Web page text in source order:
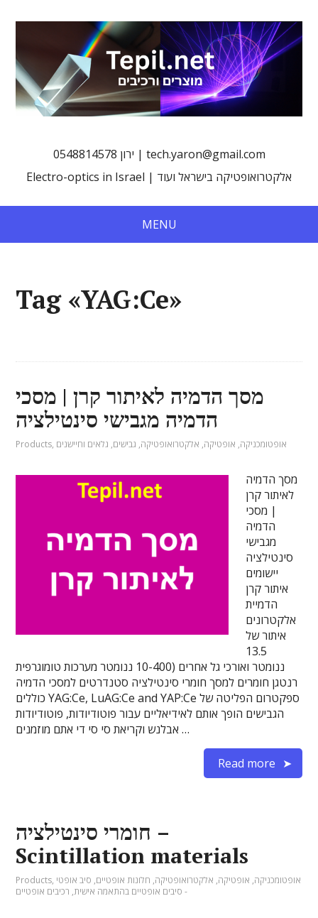
0548814578 ירון | tech.yaron@gmail.com
Electro-optics in Israel | אלקטרואופטיקה בישראל ועוד
MENU
Tag «YAG:Ce»
מסך הדמיה לאיתור קרן | מסכי
הדמיה מגבישי סינטילציה
Products, אופטומכניקה, אופטיקה, אלקטרואופטיקה, גבישים, גלאים וחיישנים
מסך הדמיה
לאיתור קרן
| מסכי
הדמיה
מגבישי
סינטילציה
יישומים
איתור קרן
הדמיית
אלקטרונים
איתור של
13.5
ננומטר ואורכי גל אחרים (10-400 ננומטר מערכות טומוגרפית
רנטגן חומרים למסך חומרי סינטילציה סטנדרטים למסכי הדמיה
כוללים YAG:Ce, LuAG:Ce and YAP:Ce ספקטרום הפליטה של
הגבישים הופך אותם לאידיאליים עבור פוטודיודות, פוטודיודות
אבלנש וקריאת סי סי די אתם מוזמנים …
Read more
חומרי סינטילציה –
Scintillation materials
Products, אופטומכניקה, אופטיקה, אלקטרואופטיקה, חלונות אופטיים, סיב אופטי
- סיבים אופטיים בהתאמה אישית, רכיבים אופטיים